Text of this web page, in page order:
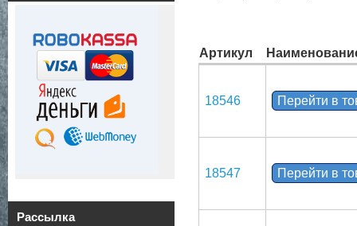
Рассылка
Артикул
18546 Перейти в
18547 Перейти в